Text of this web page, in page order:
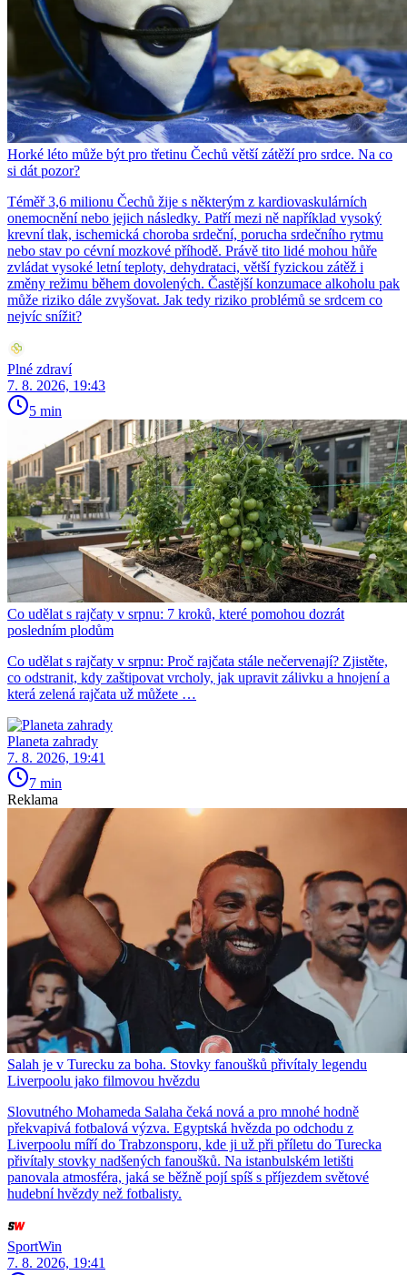
Horké léto může být pro třetinu Čechů větší zátěží pro srdce. Na co
si dát pozor?
Téměř 3,6 milionu Čechů žije s některým z kardiovaskulárních
onemocnění nebo jejich následky. Patří mezi ně například vysoký
krevní tlak, ischemická choroba srdeční, porucha srdečního rytmu
nebo stav po cévní mozkové příhodě. Právě tito lidé mohou hůře
zvládat vysoké letní teploty, dehydrataci, větší fyzickou zátěž i
změny režimu během dovolených. Častější konzumace alkoholu pak
může riziko dále zvyšovat. Jak tedy riziko problémů se srdcem co
nejvíc snížit?
Plné zdraví
7. 8. 2026, 19:43
5 min
Co udělat s rajčaty v srpnu: 7 kroků, které pomohou dozrát
posledním plodům
Co udělat s rajčaty v srpnu: Proč rajčata stále nečervenají? Zjistěte,
co odstranit, kdy zaštipovat vrcholy, jak upravit zálivku a hnojení a
která zelená rajčata už můžete …
Planeta zahrady
7. 8. 2026, 19:41
7 min
Reklama
Salah je v Turecku za boha. Stovky fanoušků přivítaly legendu
Liverpoolu jako filmovou hvězdu
Slovutného Mohameda Salaha čeká nová a pro mnohé hodně
překvapivá fotbalová výzva. Egyptská hvězda po odchodu z
Liverpoolu míří do Trabzonsporu, kde ji už při příletu do Turecka
přivítaly stovky nadšených fanoušků. Na istanbulském letišti
panovala atmosféra, jaká se běžně pojí spíš s příjezdem světové
hudební hvězdy než fotbalisty.
SportWin
7. 8. 2026, 19:41